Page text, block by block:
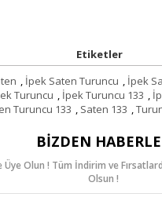
Etiketler
, İpek Saten Turuncu , İpek
Turuncu , İpek Turuncu 133 ,
Turuncu 133 , Saten 133 ,
BIZDEN
Olun ! Tüm İndirim ve
Olsun !